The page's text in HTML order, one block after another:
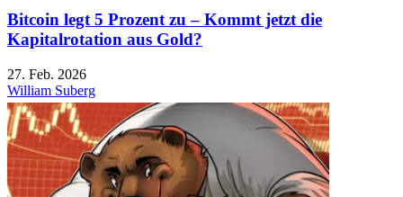
Bitcoin legt 5 Prozent zu – Kommt jetzt die
Kapitalrotation aus Gold?
27. Feb. 2026
William Suberg